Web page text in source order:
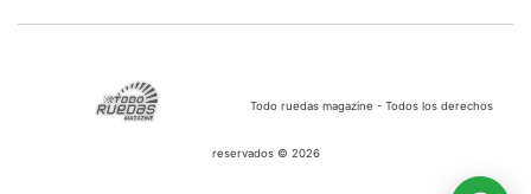
Todo ruedas magazine - Todos los derechos
reservados © 2026